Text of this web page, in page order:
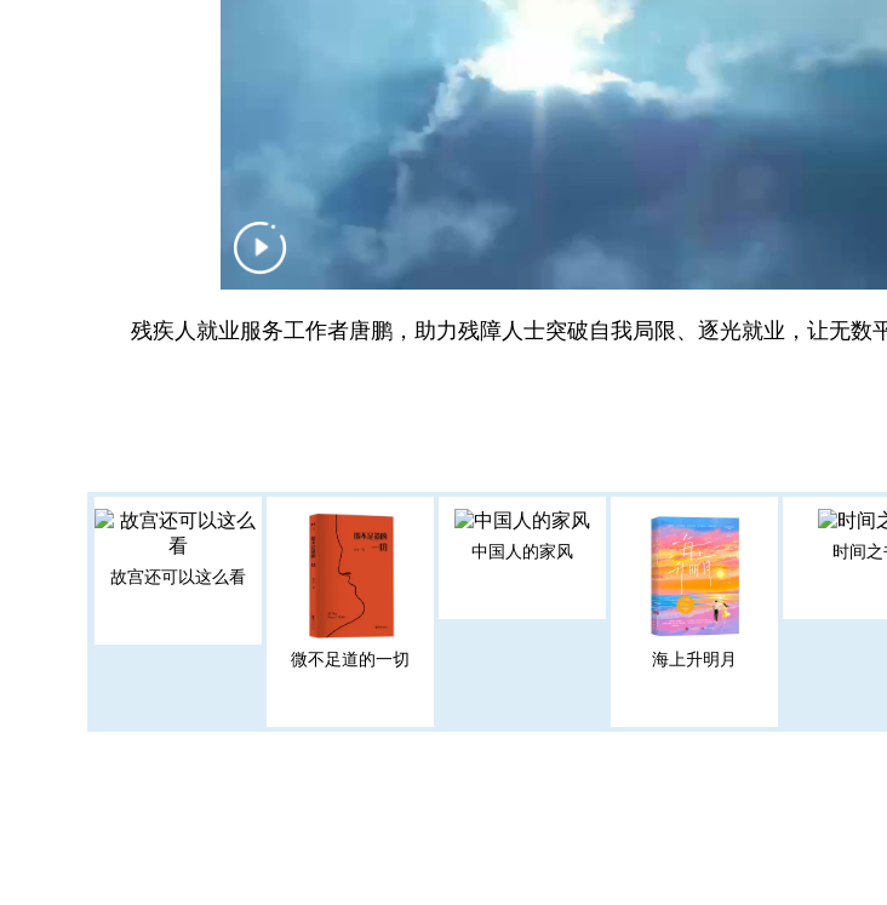
残疾人就业服务工作者唐鹏，助力残障人士突破自我局限、逐光就业，让无数
故宫还可以这么看
微不足道的一切
中国人的家风
海上升明月
时间之